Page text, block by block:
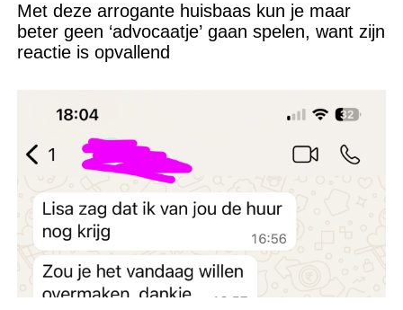
Met deze arrogante huisbaas kun je maar
beter geen ‘advocaatje’ gaan spelen, want zijn
reactie is opvallend